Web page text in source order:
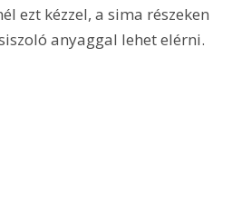
ezt kézzel, a sima részeken
anyaggal lehet elérni.